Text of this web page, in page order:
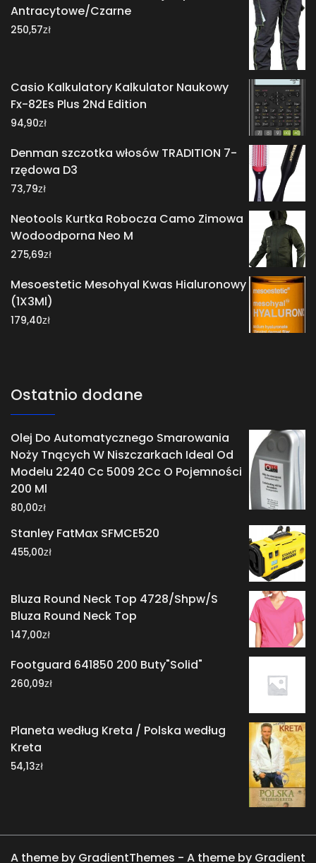
Antracytowe/Czarne
250,57zł
Casio Kalkulatory Kalkulator Naukowy
Fx-82Es Plus 2Nd Edition
94,90zł
Denman szczotka włosów TRADITION 7-
rzędowa D3
73,79zł
Neotools Kurtka Robocza Camo Zimowa
Wodoodporna Neo M
275,69zł
Mesoestetic Mesohyal Kwas Hialuronowy
(1X3Ml)
179,40zł
Ostatnio dodane
Olej Do Automatycznego Smarowania
Noży Tnących W Niszczarkach Ideal Od
Modelu 2240 Cc 5009 2Cc O Pojemności
200 Ml
80,00zł
Stanley FatMax SFMCE520
455,00zł
Bluza Round Neck Top 4728/Shpw/S
Bluza Round Neck Top
147,00zł
Footguard 641850 200 Buty"Solid"
260,09zł
Planeta według Kreta / Polska według
Kreta
54,13zł
A theme by GradientThemes - A theme by Gradient